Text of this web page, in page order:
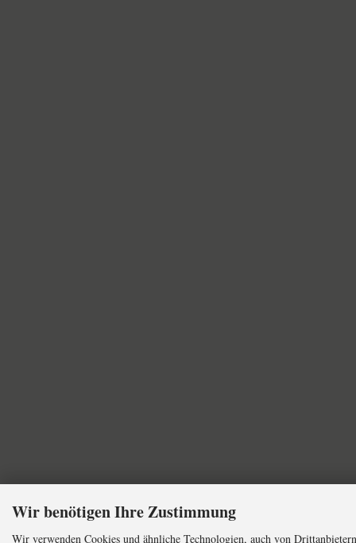
Wir benötigen Ihre Zustimmung
Wir verwenden Cookies und ähnliche Technologien, auch von